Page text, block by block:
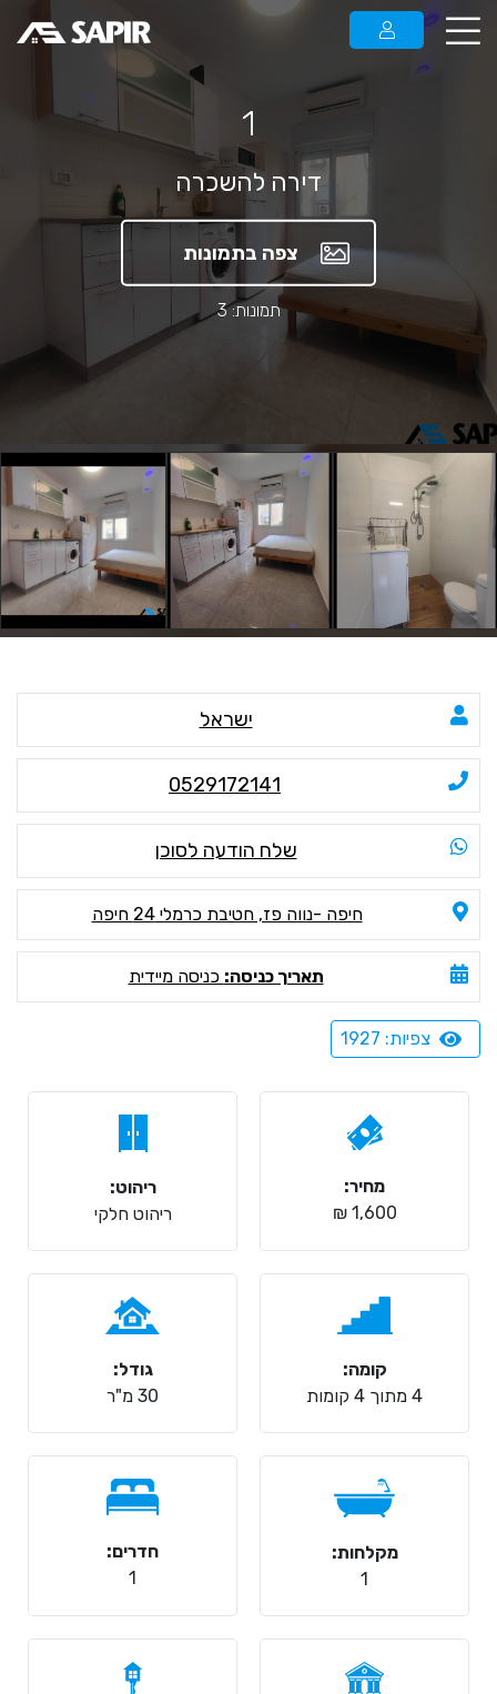
1
דירה להשכרה
צפה בתמונות
תמונות: 3
ישראל
0529172141
שלח הודעה לסוכן
חיפה -נווה פז, חטיבת כרמלי 24 חיפה
תאריך כניסה: כניסה מיידית
צפיות: 1927
מחיר:
1,600 ₪
ריהוט:
ריהוט חלקי
קומה:
4 מתוך 4 קומות
גודל:
30 מ"ר
מקלחות:
1
חדרים:
1